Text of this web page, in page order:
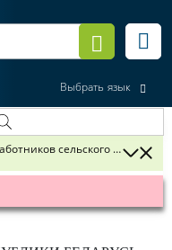
Выбрать язык
сельского